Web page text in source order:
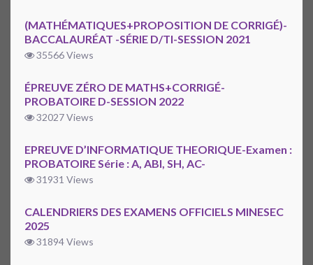
(MATHÉMATIQUES+PROPOSITION DE CORRIGÉ)-
BACCALAURÉAT -SÉRIE D/TI-SESSION 2021
35566 Views
ÉPREUVE ZÉRO DE MATHS+CORRIGÉ-
PROBATOIRE D-SESSION 2022
32027 Views
EPREUVE D’INFORMATIQUE THEORIQUE-Examen :
PROBATOIRE Série : A, ABI, SH, AC-
31931 Views
CALENDRIERS DES EXAMENS OFFICIELS MINESEC
2025
31894 Views